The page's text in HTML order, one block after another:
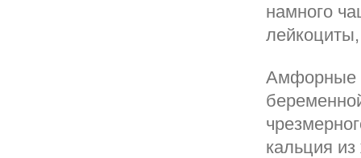
намного
Амфорные
кальция